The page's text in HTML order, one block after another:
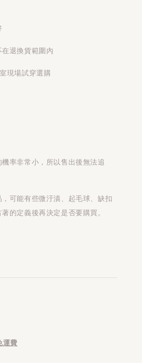
退換貨範圍內
現場試穿選購
率非常小，所以售出後無法追
可能有些微汙漬、起毛球、缺扣
的定義後再決定是否要購買。
運費